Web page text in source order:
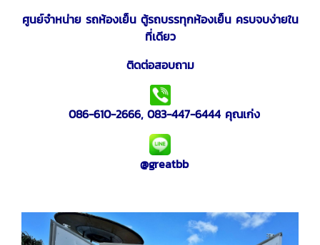
ศูนย์จำหน่าย รถห้องเย็น ตู้รถบรรทุกห้องเย็น ครบจบง่ายใน
ที่เดียว
ติดต่อสอบถาม
086-610-2666, 083-447-6444 คุณเก่ง
@greatbb